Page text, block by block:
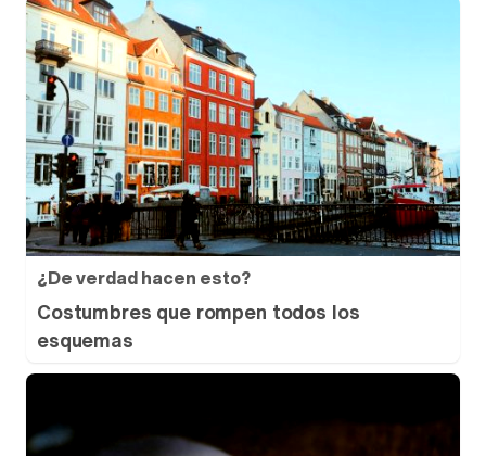
¿De verdad hacen esto?
Costumbres que rompen todos los
esquemas